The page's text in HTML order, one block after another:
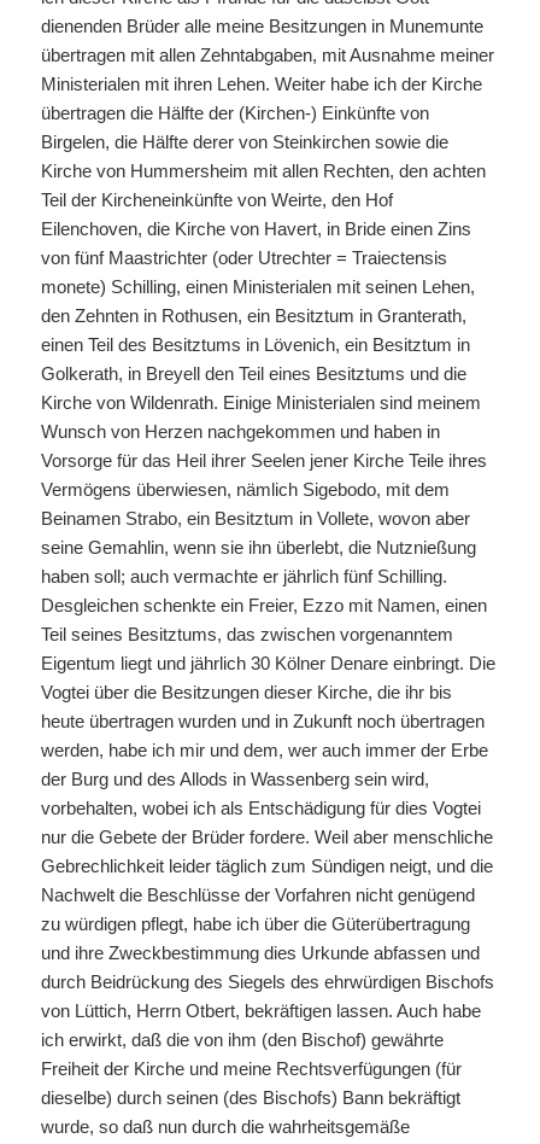
dienenden Brüder alle meine Besitzungen in Munemunte
übertragen mit allen Zehntabgaben, mit Ausnahme meiner
Ministerialen mit ihren Lehen. Weiter habe ich der Kirche
übertragen die Hälfte der (Kirchen-) Einkünfte von
Birgelen, die Hälfte derer von Steinkirchen sowie die
Kirche von Hummersheim mit allen Rechten, den achten
Teil der Kircheneinkünfte von Weirte, den Hof
Eilenchoven, die Kirche von Havert, in Bride einen Zins
von fünf Maastrichter (oder Utrechter = Traiectensis
monete) Schilling, einen Ministerialen mit seinen Lehen,
den Zehnten in Rothusen, ein Besitztum in Granterath,
einen Teil des Besitztums in Lövenich, ein Besitztum in
Golkerath, in Breyell den Teil eines Besitztums und die
Kirche von Wildenrath. Einige Ministerialen sind meinem
Wunsch von Herzen nachgekommen und haben in
Vorsorge für das Heil ihrer Seelen jener Kirche Teile ihres
Vermögens überwiesen, nämlich Sigebodo, mit dem
Beinamen Strabo, ein Besitztum in Vollete, wovon aber
seine Gemahlin, wenn sie ihn überlebt, die Nutznießung
haben soll; auch vermachte er jährlich fünf Schilling.
Desgleichen schenkte ein Freier, Ezzo mit Namen, einen
Teil seines Besitztums, das zwischen vorgenanntem
Eigentum liegt und jährlich 30 Kölner Denare einbringt. Die
Vogtei über die Besitzungen dieser Kirche, die ihr bis
heute übertragen wurden und in Zukunft noch übertragen
werden, habe ich mir und dem, wer auch immer der Erbe
der Burg und des Allods in Wassenberg sein wird,
vorbehalten, wobei ich als Entschädigung für dies Vogtei
nur die Gebete der Brüder fordere. Weil aber menschliche
Gebrechlichkeit leider täglich zum Sündigen neigt, und die
Nachwelt die Beschlüsse der Vorfahren nicht genügend
zu würdigen pflegt, habe ich über die Güterübertragung
und ihre Zweckbestimmung dies Urkunde abfassen und
durch Beidrückung des Siegels des ehrwürdigen Bischofs
von Lüttich, Herrn Otbert, bekräftigen lassen. Auch habe
ich erwirkt, daß die von ihm (den Bischof) gewährte
Freiheit der Kirche und meine Rechtsverfügungen (für
dieselbe) durch seinen (des Bischofs) Bann bekräftigt
wurde, so daß nun durch die wahrheitsgemäße